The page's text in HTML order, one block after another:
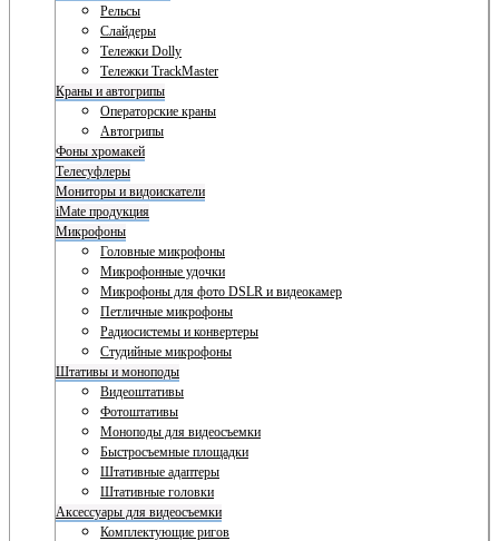
Рельсы
Слайдеры
Тележки Dolly
Тележки TrackMaster
Краны и автогрипы
Операторские краны
Автогрипы
Фоны хромакей
Телесуфлеры
Мониторы и видоискатели
iMate продукция
Микрофоны
Головные микрофоны
Микрофонные удочки
Микрофоны для фото DSLR и видеокамер
Петличные микрофоны
Радиосистемы и конвертеры
Студийные микрофоны
Штативы и моноподы
Видеоштативы
Фотоштативы
Моноподы для видеосъемки
Быстросъемные площадки
Штативные адаптеры
Штативные головки
Аксессуары для видеосъемки
Комплектующие ригов